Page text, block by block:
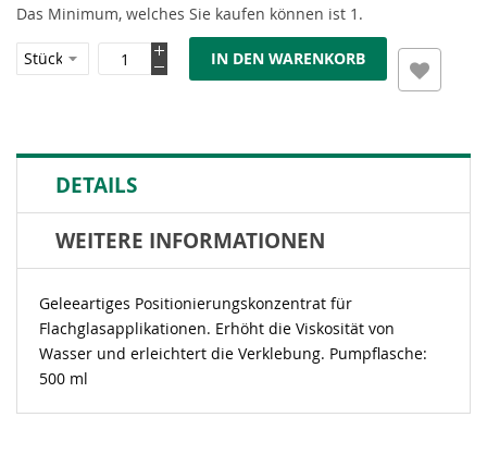
Das Minimum, welches Sie kaufen können ist 1.
IN DEN WARENKORB
DETAILS
WEITERE INFORMATIONEN
Geleeartiges Positionierungskonzentrat für
Flachglasapplikationen. Erhöht die Viskosität von
Wasser und erleichtert die Verklebung. Pumpflasche:
500 ml